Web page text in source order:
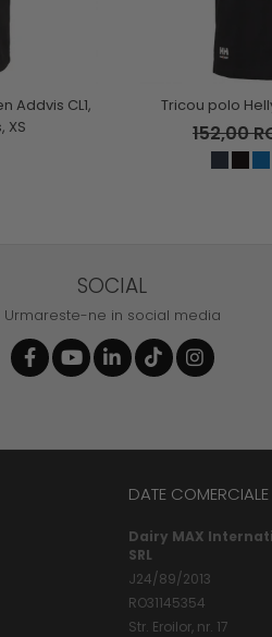
Addvis CL1,
XS
Tricou polo
152,00
SOCIAL
Urmareste-ne in social media
DATE COMERCIALE
Dairy MAX
SRL
J24/89/2013
RO31145354
Str. Eroilor, nr. 17